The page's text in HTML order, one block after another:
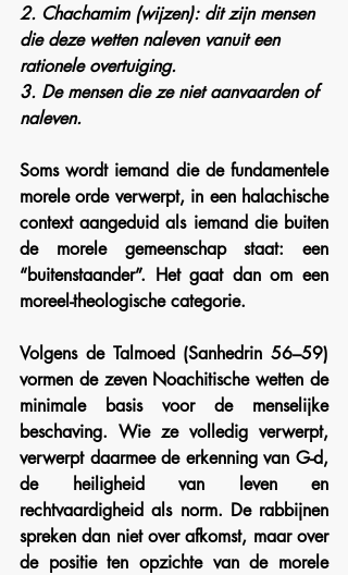
2. Chachamim (wijzen): dit zijn mensen
die deze wetten naleven vanuit een
rationele overtuiging.
3. De mensen die ze niet aanvaarden of
naleven.
Soms wordt iemand die de fundamentele
morele orde verwerpt, in een halachische
context aangeduid als iemand die buiten
de morele gemeenschap staat: een
“buitenstaander”. Het gaat dan om een
moreel-theologische categorie.
Volgens de Talmoed (Sanhedrin 56–59)
vormen de zeven Noachitische wetten de
minimale basis voor de menselijke
beschaving. Wie ze volledig verwerpt,
verwerpt daarmee de erkenning van G-d,
de heiligheid van leven en
rechtvaardigheid als norm. De rabbijnen
spreken dan niet over afkomst, maar over
de positie ten opzichte van de morele